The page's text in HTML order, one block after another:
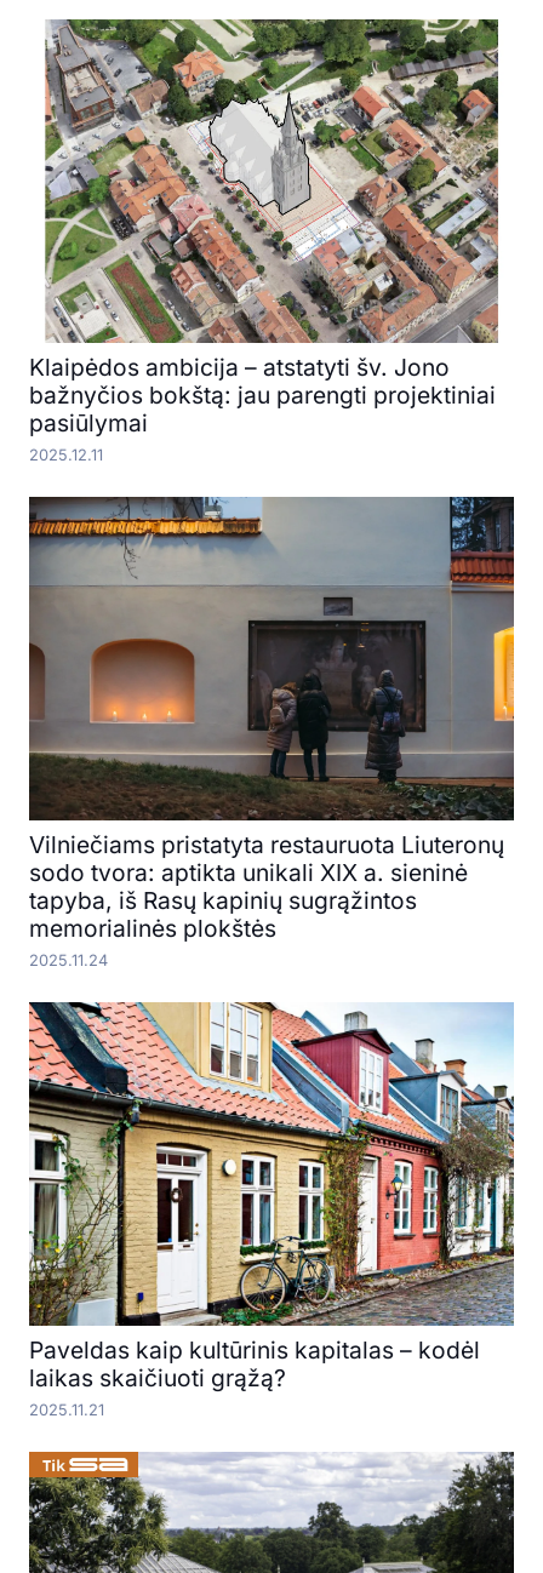
Klaipėdos ambicija – atstatyti šv. Jono
bažnyčios bokštą: jau parengti projektiniai
pasiūlymai
2025.12.11
Vilniečiams pristatyta restauruota Liuteronų
sodo tvora: aptikta unikali XIX a. sieninė
tapyba, iš Rasų kapinių sugrąžintos
memorialinės plokštės
2025.11.24
Paveldas kaip kultūrinis kapitalas – kodėl
laikas skaičiuoti grąžą?
2025.11.21